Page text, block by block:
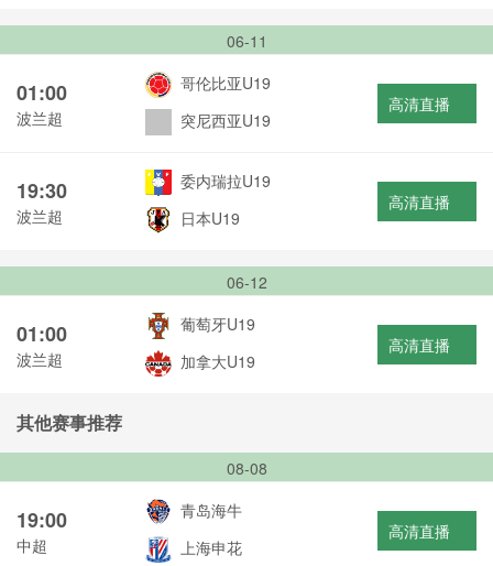
06-11
01:00
波兰超
哥伦比亚U19
突尼西亚U19
高清直播
19:30
波兰超
委内瑞拉U19
日本U19
高清直播
06-12
01:00
波兰超
葡萄牙U19
加拿大U19
高清直播
其他赛事推荐
08-08
19:00
中超
青岛海牛
上海申花
高清直播